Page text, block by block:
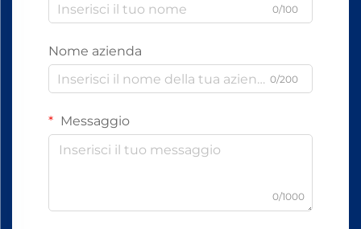
0/100
Nome azienda
0/200
Messaggio
0/1000